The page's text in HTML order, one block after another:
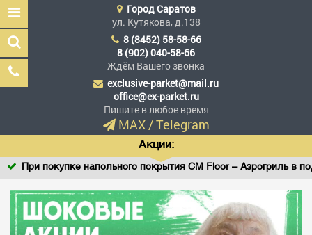
Эксклюзив Паркет
Мы сделали эксклюзив
доступным
ГЛАВНАЯ
ГородСаратов
ул. Кутякова, д.138
8 (8452) 58-58-66
8 (902) 040-58-66
Ждём Вашего звонка
exclusive-parket@mail.ru
office@ex-parket.ru
Пишите в любое время
MAX/Telegram
Акции:
покупке напольного покрытия CM Floor – Аэрогриль в